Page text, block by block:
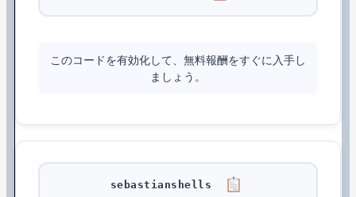
このコードを有効化して、無料報酬をすぐに入手し
ましょう。
sebastianshells